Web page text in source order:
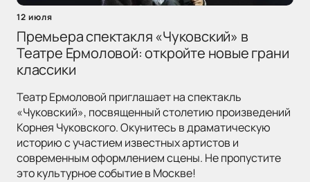
12 июля
Премьера спектакля «Чуковский» в
Театре Ермоловой: откройте новые грани
классики
Театр Ермоловой приглашает на спектакль
«Чуковский», посвященный столетию произведений
Корнея Чуковского. Окунитесь в драматическую
историю с участием известных артистов и
современным оформлением сцены. Не пропустите
это культурное событие в Москве!